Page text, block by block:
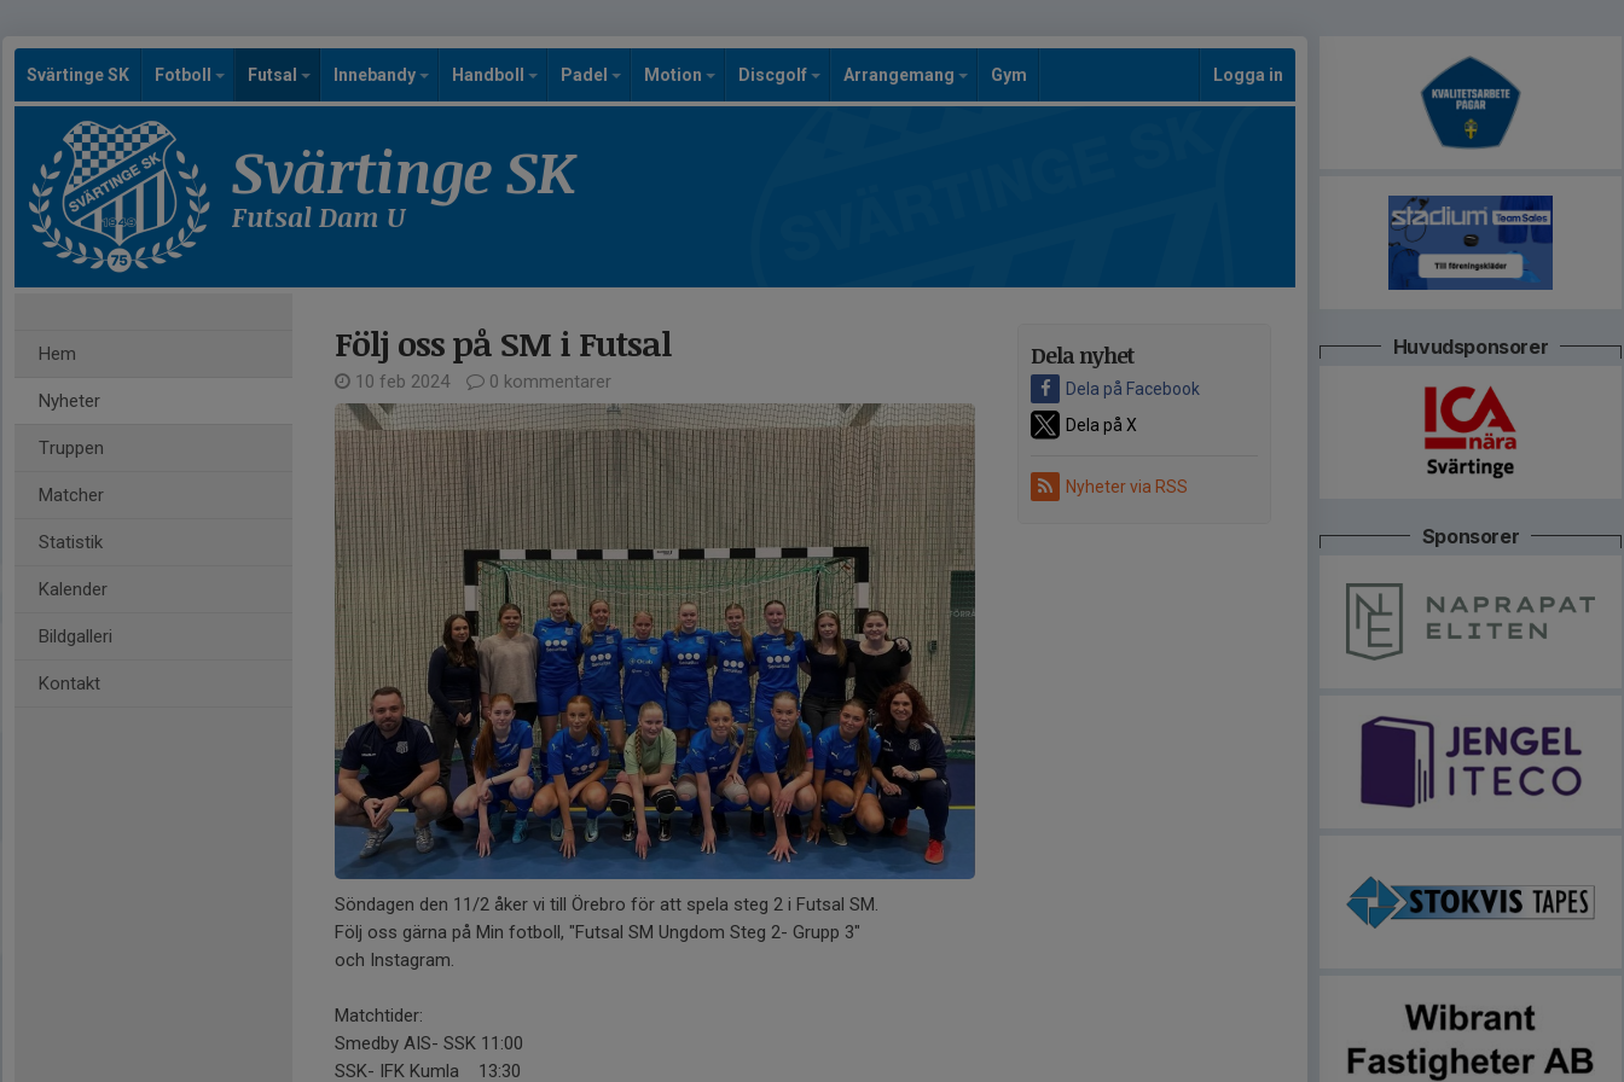
Svärtinge SK Fotboll Futsal Innebandy Handboll Padel Motion Discgolf Arrangemang Gym Logga in
Svärtinge SK
Futsal Dam U
Hem
Nyheter
Truppen
Matcher
Statistik
Kalender
Bildgalleri
Kontakt
Dela nyhet
Dela på Facebook
Dela på X
Nyheter via RSS
Följ oss på SM i Futsal
10 feb 2024 0 kommentarer
Söndagen den 11/2 åker vi till Örebro för att spela steg 2 i Futsal SM.
Följ oss gärna på Min fotboll, "Futsal SM Ungdom Steg 2- Grupp 3"
och Instagram.
Matchtider:
Smedby AIS- SSK 11:00
SSK- IFK Kumla 13:30
Huvudsponsorer
Sponsorer